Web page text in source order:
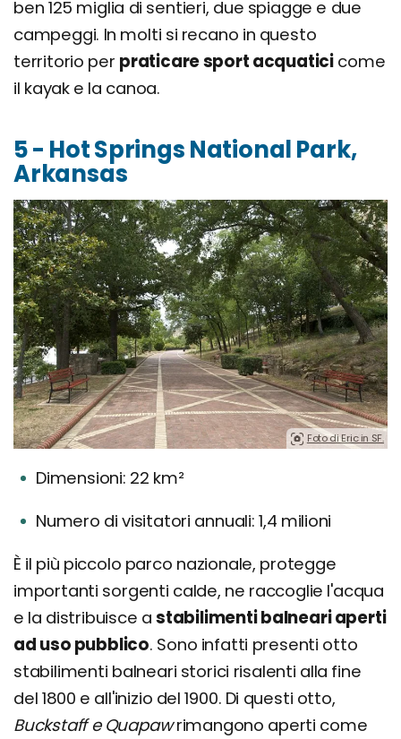
ben 125 miglia di sentieri, due spiagge e due
campeggi. In molti si recano in questo
territorio per praticare sport acquatici come
il kayak e la canoa.
5 - Hot Springs National Park,
Arkansas
Foto di Eric in SF.
Dimensioni: 22 km²
Numero di visitatori annuali: 1,4 milioni
È il più piccolo parco nazionale, protegge
importanti sorgenti calde, ne raccoglie l'acqua
e la distribuisce astabilimenti balneari aperti
ad uso pubblico. Sono infatti presenti otto
stabilimenti balneari storici risalenti alla fine
del 1800 e all'inizio del 1900. Di questi otto,
Buckstaff e Quapawrimangono aperti come